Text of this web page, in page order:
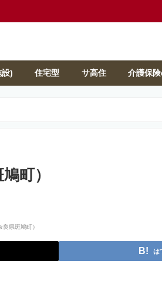
設) 住宅型 サ高住 介護保
町）
は